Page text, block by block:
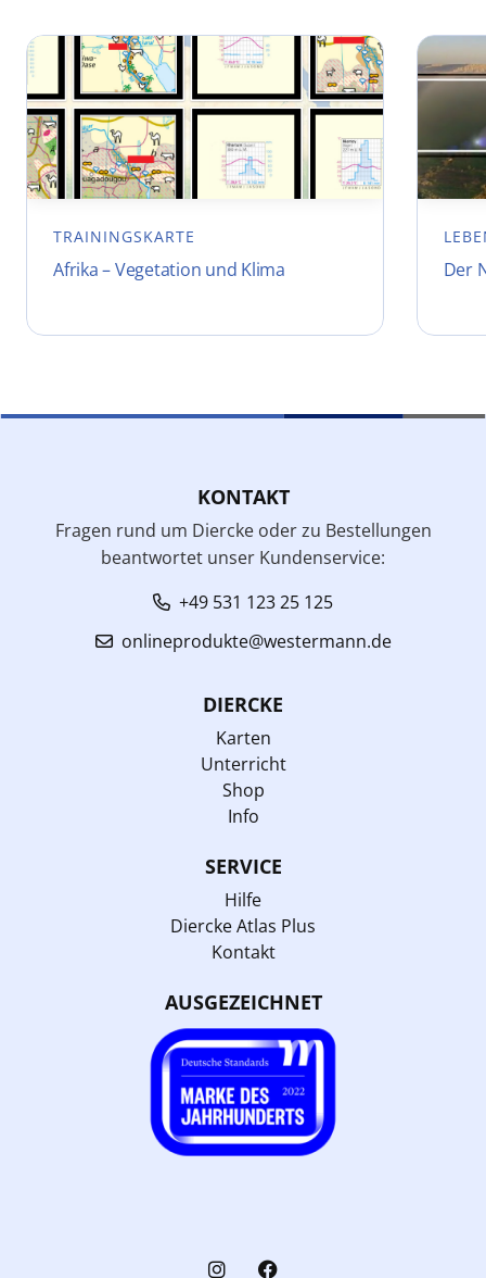
TRAININGSKARTE
Afrika – Vegetation und Klima Der
KONTAKT
Fragen rund um Diercke oder zu Bestellungen
beantwortet unser Kundenservice:
+49 531 123 25 125
onlineprodukte@westermann.de
DIERCKE
Karten
Unterricht
Shop
Info
SERVICE
Hilfe
Diercke Atlas Plus
Kontakt
AUSGEZEICHNET